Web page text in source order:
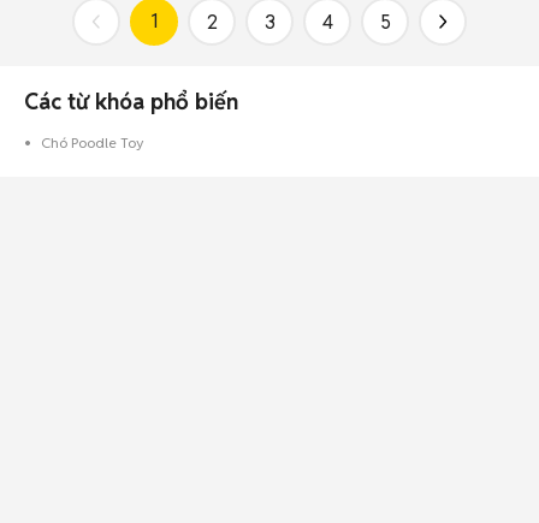
1 2 3 4 5
Các từ khóa phổ biến
Chó Poodle Toy